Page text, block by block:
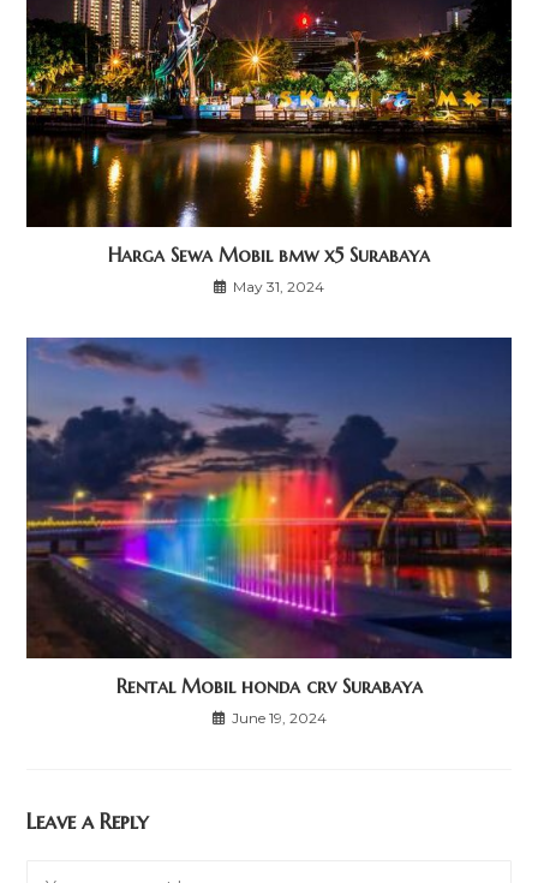
Harga Sewa Mobil bmw x5 Surabaya
May 31, 2024
Rental Mobil honda crv Surabaya
June 19, 2024
Leave a Reply